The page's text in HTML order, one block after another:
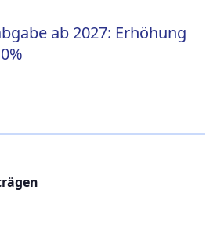
ab 2027: Erhöhung